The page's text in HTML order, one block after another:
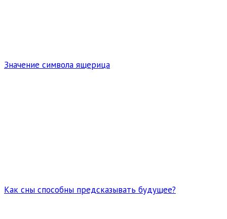
Значение символа ящерица
Как сны способны предсказывать будущее?